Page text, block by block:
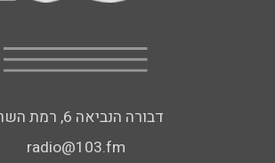
דבורה הנביאה 6, רמת השרון
radio@103.fm